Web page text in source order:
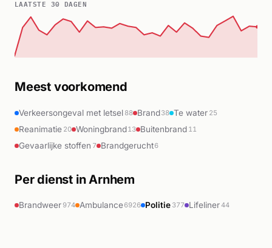
LAATSTE 30 DAGEN
Meest voorkomend
Verkeersongeval met letsel 88 Brand38 Te water 25
Reanimatie 20 Woningbrand13 Buitenbrand 11
Gevaarlijke stoffen 7 Brandgerucht6
Per dienst in Arnhem
Brandweer 974 Ambulance6926 Politie 377 Lifeliner44